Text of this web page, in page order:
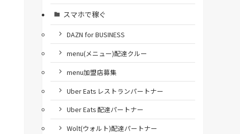
スマホで稼ぐ
DAZN for BUSINESS
menu(メニュー)配達クルー
menu加盟店募集
Uber Eats レストランパートナー
Uber Eats 配達パートナー
Wolt(ウォルト)配達パートナー